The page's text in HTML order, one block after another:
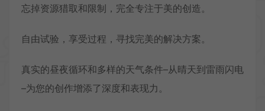
忘掉资源猎取和限制，完全专注于美的创造。
自由试验，享受过程，寻找完美的解决方案。
真实的昼夜循环和多样的天气条件–从晴天到雷雨闪电
–为您的创作增添了深度和表现力。